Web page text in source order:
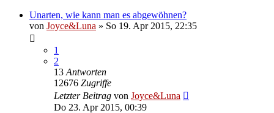
Unarten, wie kann man es abgewöhnen?
von Joyce&Luna » So 19. Apr 2015, 22:35
1
2
13 Antworten
12676 Zugriffe
Letzter Beitrag von Joyce&Luna
Do 23. Apr 2015, 00:39